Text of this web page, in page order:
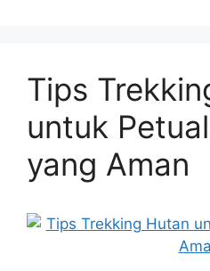
Tips
untuk
yang Aman